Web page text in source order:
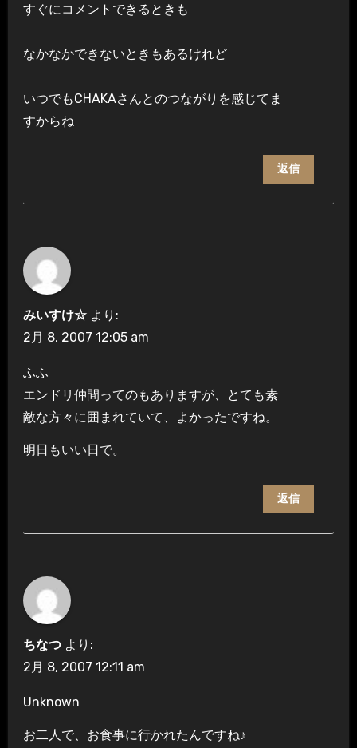
すぐにコメントできるときも
なかなかできないときもあるけれど
いつでもCHAKAさんとのつながりを感じてま
すからね
返信
みいすけ☆ より:
2月 8, 2007 12:05 am
ふふ
エンドリ仲間ってのもありますが、とても素
敵な方々に囲まれていて、よかったですね。
明日もいい日で。
返信
ちなつ より:
2月 8, 2007 12:11 am
Unknown
お二人で、お食事に行かれたんですね♪